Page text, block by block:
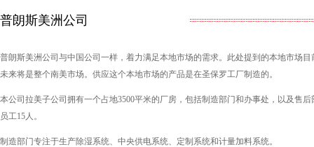
普朗斯美洲公司
普朗斯美洲公司与中国公司一样，着力满足本地市场的需求。此处提到的本地市场
未来将是整个南美市场。供应这个本地市场的产品是在圣保罗工厂制造的。
本公司拉美子公司拥有一个占地3500平米的厂房，包括制造部门和办事处，以及售
员工15人。
制造部门专注于生产除湿系统、中央供电系统、定制系统和计量加料系统。